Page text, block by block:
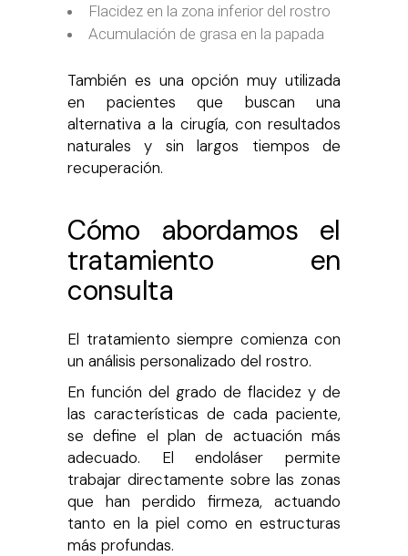
Flacidez en la zona inferior del rostro
Acumulación de grasa en la papada
También es una opción muy utilizada
en pacientes que buscan una
alternativa a la cirugía, con resultados
naturales y sin largos tiempos de
recuperación.
Cómo abordamos el
tratamiento en
consulta
El tratamiento siempre comienza con
un análisis personalizado del rostro.
En función del grado de flacidez y de
las características de cada paciente,
se define el plan de actuación más
adecuado. El endoláser permite
trabajar directamente sobre las zonas
que han perdido firmeza, actuando
tanto en la piel como en estructuras
más profundas.